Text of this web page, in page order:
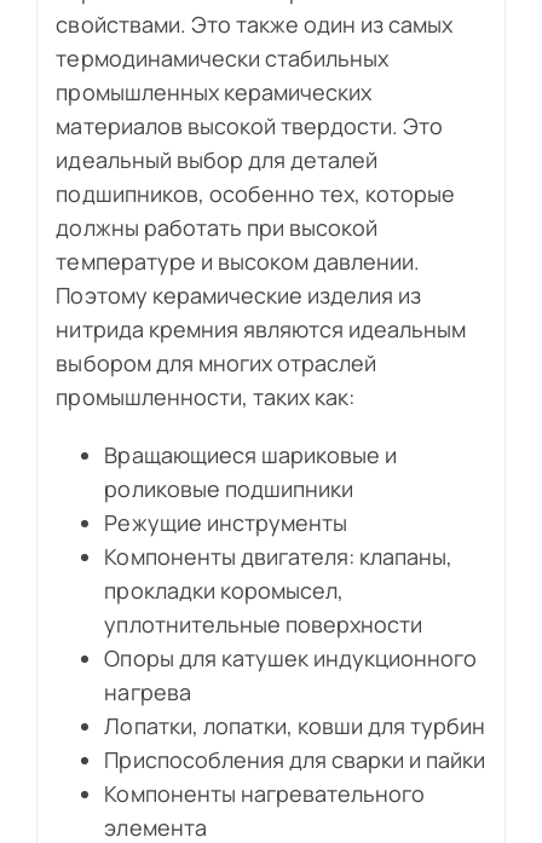
свойствами. Это также один из самых
термодинамически стабильных
промышленных керамических
материалов высокой твердости. Это
идеальный выбор для деталей
подшипников, особенно тех, которые
должны работать при высокой
температуре и высоком давлении.
Поэтому керамические изделия из
нитрида кремния являются идеальным
выбором для многих отраслей
промышленности, таких как:
Вращающиеся шариковые и
роликовые подшипники
Режущие инструменты
Компоненты двигателя: клапаны,
прокладки коромысел,
уплотнительные поверхности
Опоры для катушек индукционного
нагрева
Лопатки, лопатки, ковши для турбин
Приспособления для сварки и пайки
Компоненты нагревательного
элемента